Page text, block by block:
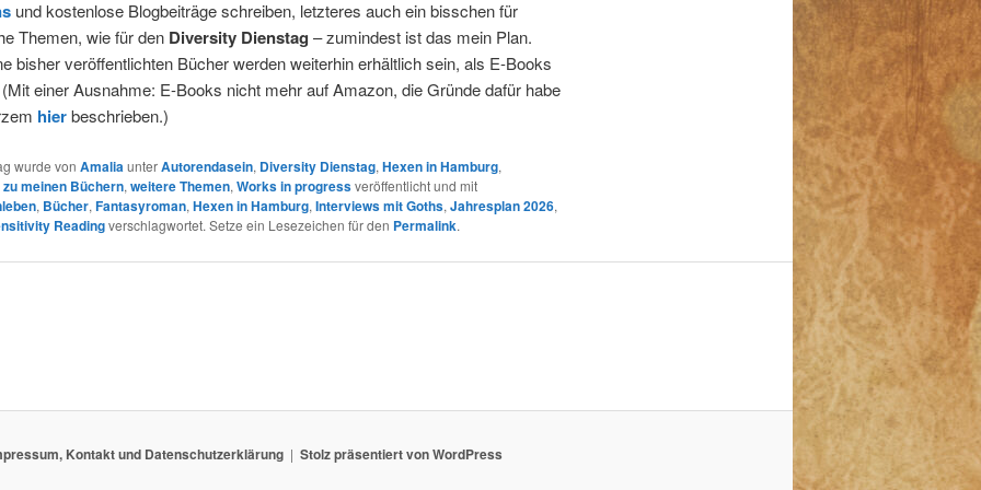
und kostenlose Blogbeiträge schreiben, letzteres auch ein bisschen für
Themen, wie für den Diversity Dienstag – zumindest ist das mein Plan.
bisher veröffentlichten Bücher werden weiterhin erhältlich sein, als E-Books
einer Ausnahme: E-Books nicht mehr auf Amazon, die Gründe dafür habe
hierbeschrieben.)
wurde von AmaliaunterAutorendasein, Diversity Dienstag, Hexen in Hamburg,
meinen Büchern, weitere Themen, Works in progressveröffentlicht und mit
, Bücher, Fantasyroman, Hexen in Hamburg, Interviews mit Goths, Jahresplan 2026,
Readingverschlagwortet. Setze ein Lesezeichen für den Permalink.
Kontakt und Datenschutzerklärung Stolz präsentiert von WordPress